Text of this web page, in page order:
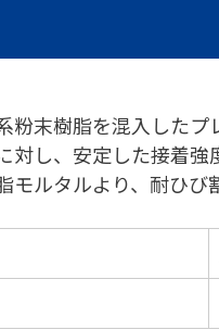
末樹脂を混入したプ
し、安定した接着強
ルタルより、耐ひび